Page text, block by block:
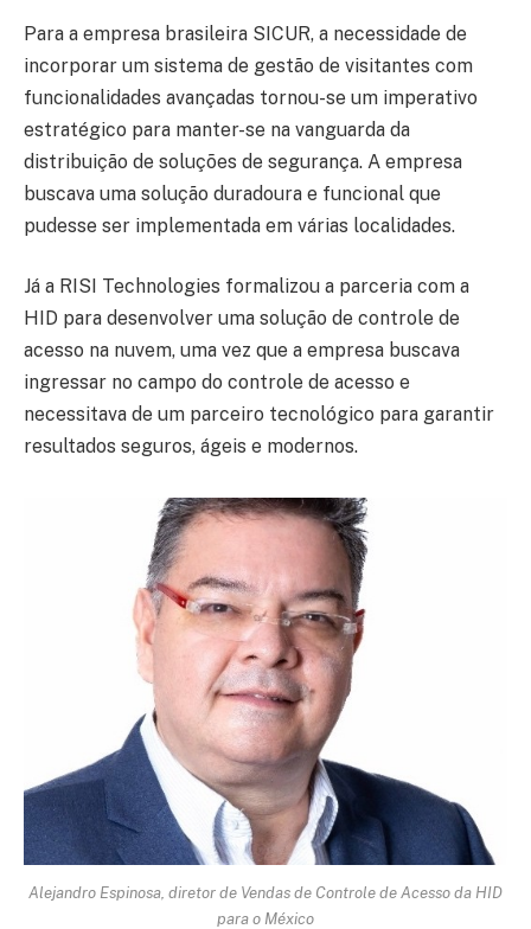
Para a empresa brasileira SICUR, a necessidade de
incorporar um sistema de gestão de visitantes com
funcionalidades avançadas tornou-se um imperativo
estratégico para manter-se na vanguarda da
distribuição de soluções de segurança. A empresa
buscava uma solução duradoura e funcional que
pudesse ser implementada em várias localidades.
Já a RISI Technologies formalizou a parceria com a
HID para desenvolver uma solução de controle de
acesso na nuvem, uma vez que a empresa buscava
ingressar no campo do controle de acesso e
necessitava de um parceiro tecnológico para garantir
resultados seguros, ágeis e modernos.
Alejandro Espinosa, diretor de Vendas de Controle de Acesso da HID
para o México